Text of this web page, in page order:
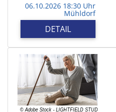
06.10.2026 18:30 Uhr
Mühldorf
DETAIL